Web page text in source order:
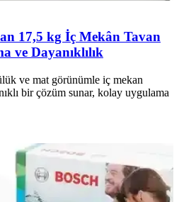
17,5 kg İç Mekân Tavan
ve Dayanıklılık
ve mat görünümle iç mekan
bir çözüm sunar, kolay uygulama